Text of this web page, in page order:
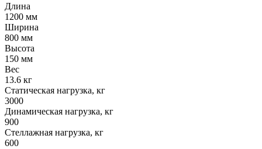
Длина
1200 мм
Ширина
800 мм
Высота
150 мм
Вес
13.6 кг
Статическая нагрузка, кг
3000
Динамическая нагрузка, кг
900
Стеллажная нагрузка, кг
600